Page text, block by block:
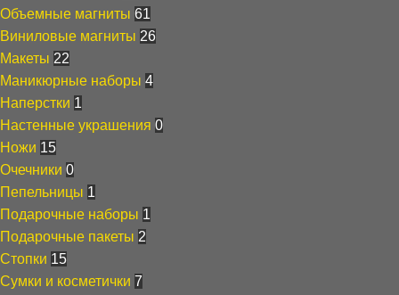
Объемные магниты 61
Виниловые магниты 26
Макеты 22
Маникюрные наборы 4
Наперстки 1
Настенные украшения 0
Ножи 15
Очечники 0
Пепельницы 1
Подарочные наборы 1
Подарочные пакеты 2
Стопки 15
Сумки и косметички 7